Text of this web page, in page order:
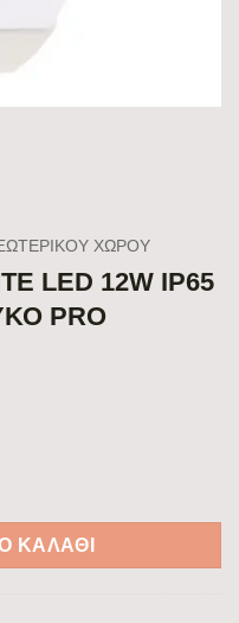
ΧΩΡΟΥ
LED 12W IP65
PRO
IP65 230V 320X130mm
ΚΑΛΆΘΙ